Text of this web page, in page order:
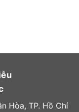
Hòa, TP. Hồ Chí